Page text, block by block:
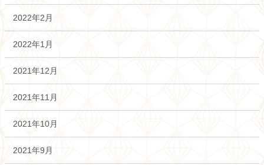
2022年2月
2022年1月
2021年12月
2021年11月
2021年10月
2021年9月